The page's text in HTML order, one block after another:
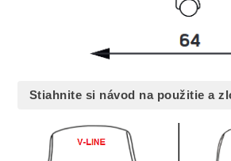
Stiahnite si návod na použitie a